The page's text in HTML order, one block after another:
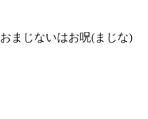
まじないはお呪(まじな)